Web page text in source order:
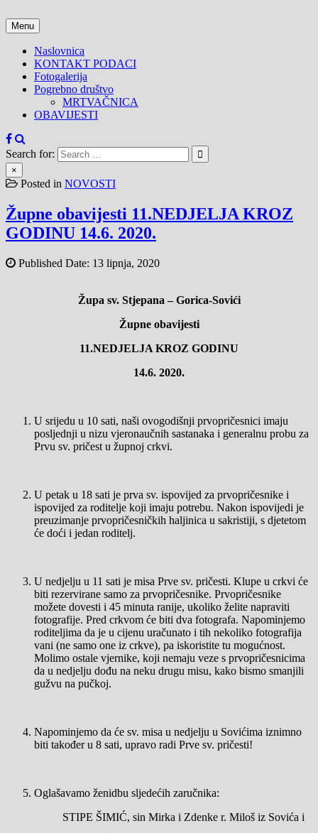
to
content
Menu
Naslovnica
KONTAKT PODACI
Fotogalerija
Pogrebno društvo
MRTVAČNICA
OBAVIJESTI
Search for:
×
Posted in NOVOSTI
Župne obavijesti 11.NEDJELJA KROZ
GODINU 14.6. 2020.
Published Date: 13 lipnja, 2020
Župa sv. Stjepana – Gorica-Sovići
Župne obavijesti
11.NEDJELJA KROZ GODINU
14.6. 2020.
U srijedu u 10 sati, naši ovogodišnji prvopričesnici imaju
posljednji u nizu vjeronaučnih sastanaka i generalnu probu za
Prvu sv. pričest u župnoj crkvi.
U petak u 18 sati je prva sv. ispovijed za prvopričesnike i
ispovijed za roditelje koji imaju potrebu. Nakon ispovijedi je
preuzimanje prvopričesničkih haljinica u sakristiji, s djetetom
će doći i jedan roditelj.
U nedjelju u 11 sati je misa Prve sv. pričesti. Klupe u crkvi će
biti rezervirane samo za prvopričesnike. Prvopričesnike
možete dovesti i 45 minuta ranije, ukoliko želite napraviti
fotografije. Pred crkvom će biti dva fotografa. Napominjemo
roditeljima da je u cijenu uračunato i tih nekoliko fotografija
vani (ne samo one iz crkve), pa iskoristite tu mogućnost.
Molimo ostale vjernike, koji nemaju veze s prvopričesnicima
da u nedjelju dođu na neku drugu misu, kako bismo smanjili
gužvu na pučkoj.
Napominjemo da će sv. misa u nedjelju u Sovićima iznimno
biti također u 8 sati, upravo radi Prve sv. pričesti!
Oglašavamo ženidbu sljedećih zaručnika:
STIPE ŠIMIĆ, sin Mirka i Zdenke r. Miloš iz Sovića i